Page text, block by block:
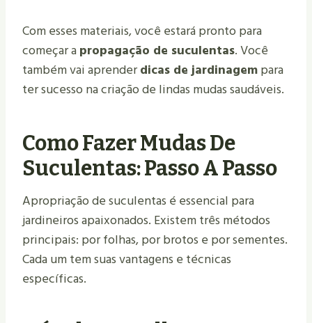
Com esses materiais, você estará pronto para
começar apropagação de suculentas. Você
também vai aprenderdicas de jardinagempara
ter sucesso na criação de lindas mudas saudáveis.
Como Fazer Mudas De
Suculentas: Passo A Passo
Apropriação de suculentas é essencial para
jardineiros apaixonados. Existem três métodos
principais: por folhas, por brotos e por sementes.
Cada um tem suas vantagens e técnicas
específicas.